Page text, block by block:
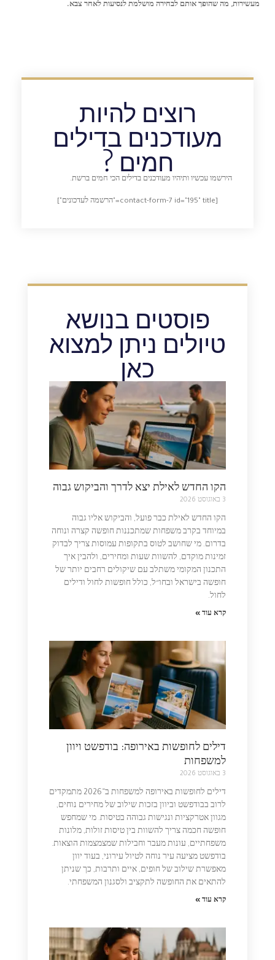
מעשירות, מה שהופך אותם לבחירה מושלמת לנסיעות לאחר צבא.
רוצים להיות
מעודכנים בדילים
חמים ?
הירשמו עכשיו ותיהיו מעודכנים בדילים הכי חמים ברשת.
פוסטים בנושא
טיולים ניתן למצוא
כאן
הקו החדש לאילת יצא לדרך והביקוש גבוה
3 באוגוסט 2026
הקו החדש לאילת כבר פועל, והביקוש אליו גבוה
במיוחד בקרב משפחות שמתכננות חופשה קצרה ונוחה
בדרום. מי שחושב לטוס בתקופות עמוסות צריך לבדוק
זמינות מוקדם, להשוות שעות ומחירים, ולהבין איך
התכנון המקומי משתלב עם שיקולים רחבים יותר של
חופשה בישראל ובחו״ל, כולל חופשות לחול ודילים
לחול.
קרא עוד »
דילים לחופשות באירופה: בודפשט ויוון
למשפחות
3 באוגוסט 2026
דילים לחופשות באירופה למשפחות ב־2026 מתמקדים
לרוב בבודפשט וביוון בזכות שילוב של מחירים נוחים,
מגוון אטרקציות ונגישות גבוהה בטיסות. מי שמחפש
חופשה חכמה צריך להשוות בין טיסות זולות, מלונות
משפחתיים, עונות מעבר וחבילות שמצמצמות הוצאות.
בודפשט מציעה עיר נוחה לטיול עירוני, בעוד יוון
מאפשרת שילוב של חופים, איים ותרבות, כך שניתן
להתאים את החופשה לתקציב ולסגנון המשפחתי.
קרא עוד »